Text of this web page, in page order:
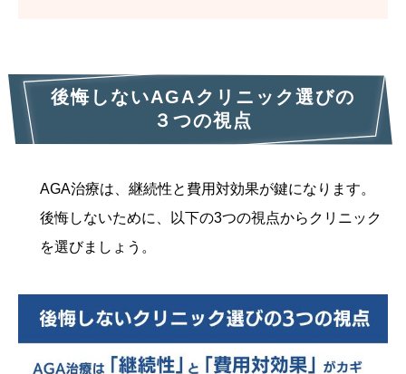
後悔しないAGAクリニック選びの
３つの視点
AGA治療は、継続性と費用対効果が鍵になります。
後悔しないために、以下の3つの視点からクリニック
を選びましょう。